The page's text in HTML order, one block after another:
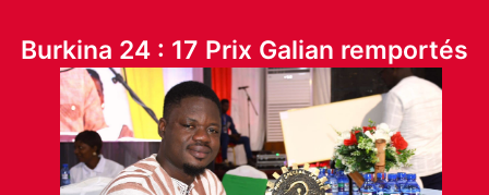
Burkina 24 : 17 Prix Galian remportés